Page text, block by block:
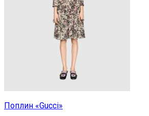
Поплин «Gucci»